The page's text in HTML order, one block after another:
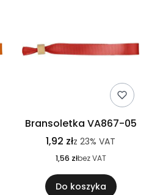
Bransoletka VA867-05
1,92 złz 23% VAT
1,56 złbez VAT
Do koszyka